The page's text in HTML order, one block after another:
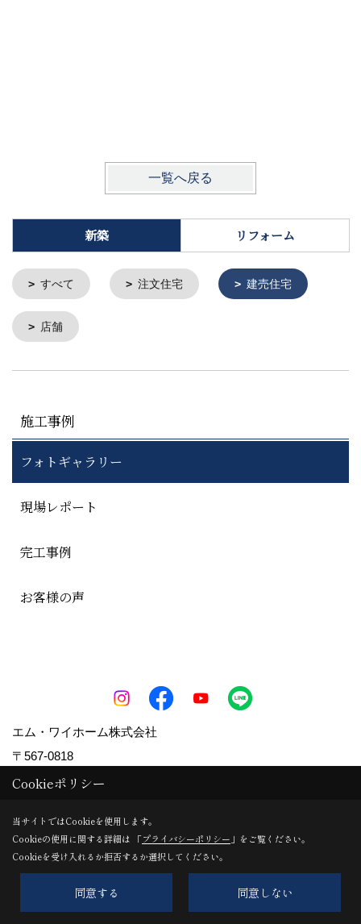
一覧へ戻る
新築 リフォーム
すべて 注文住宅 建売住宅
店舗
施工事例
フォトギャラリー
現場レポート
完工事例
お客様の声
エム・ワイホーム株式会社
〒567-0818
大阪府茨木市本町5-1
FAX：072-624-2468
＜営業時間＞9:00-17:00
＜定休日＞土日祝定休（第1・3土曜は営業）
Cookieポリシー
当サイトではCookieを使用します。
Cookieの使用に関する詳細は 「プライバシーポリシー 」をご覧ください。
Cookieを受け入れるか拒否するか選択してください。
同意する 同意しない